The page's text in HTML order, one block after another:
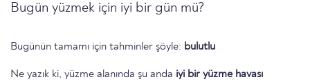
Bugün yüzmek için iyi bir gün mü?
Bugünün tamamı için tahminler şöyle: bulutlu
Ne yazık ki, yüzme alanında şu anda iyi bir yüzme havası